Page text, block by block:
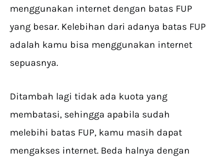
menggunakan internet dengan batas FUP
yang besar. Kelebihan dari adanya batas FUP
adalah kamu bisa menggunakan internet
sepuasnya.
Ditambah lagi tidak ada kuota yang
membatasi, sehingga apabila sudah
melebihi batas FUP, kamu masih dapat
mengakses internet. Beda halnya dengan